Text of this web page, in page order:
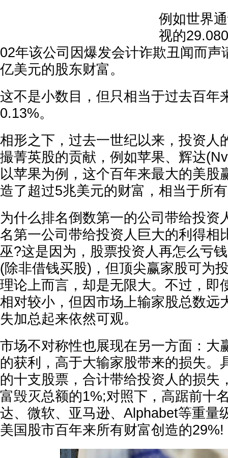
例如世界
视的
02年该公司因爆发会计诈欺丑闻而声
亿美元的股东财富。
这不是小数目，但只相当于过去百年
0.13%。
相形之下，过去一世纪以来，投资人
撮菁英股的贡献，例如苹果、辉达
以苹果为例，这个百年来最大的美股
造了超过5兆美元的财富，相当于所
为什么排名倒数第一的公司带给投资
名第一公司带给投资人巨大的利得相
巫?这是因为，股票投资人再怎么亏
(除非借钱买股)，但顶尖赢家股可为
理论上而言，却是无限大。不过，即
相对较小，但因市场上输家股总数远
失加总起来依然可观。
市场不对称性也展现在另一方面：大
的获利，高于大输家股带来的损失。
的十支股票，合计带给投资人的损失
富毁灭总额的1%;对照下，高踞前十
达、微软、亚马逊、Alphabet等重量
美国股市百年来所有财富创造的29%!